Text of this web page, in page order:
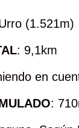
(1.521m)
: 9,1km
en
: